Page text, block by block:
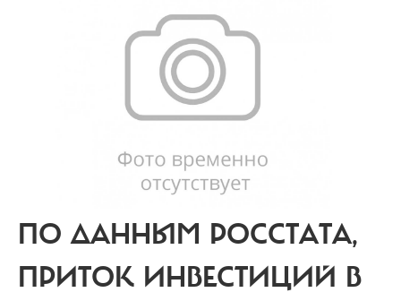
ПО ДАННЫМ РОССТАТА,
ПРИТОК ИНВЕСТИЦИЙ В